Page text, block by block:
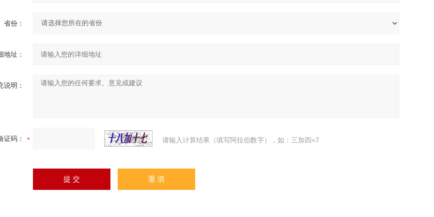
省份：
地址：
说明：
证码： 请输入计算结果（填写阿拉伯数字），如：三加四=7